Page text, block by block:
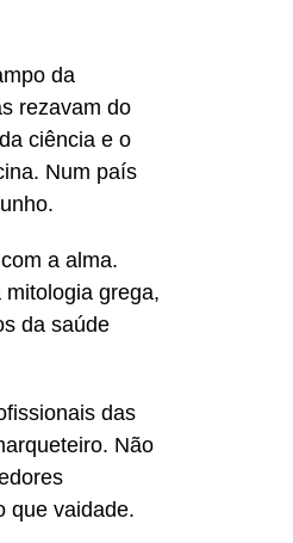
da
rezavam do
ciência e o
Num país
a alma.
grega,
da saúde
das
Não
que vaidade.